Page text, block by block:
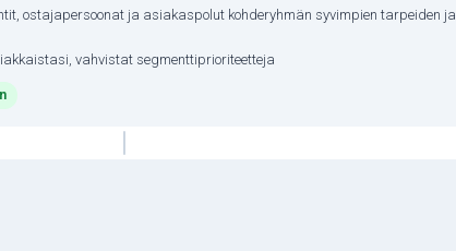
ostajapersoonat ja asiakaspolut kohderyhmän syvimpien tarpeiden ja
vahvistat segmenttiprioriteetteja